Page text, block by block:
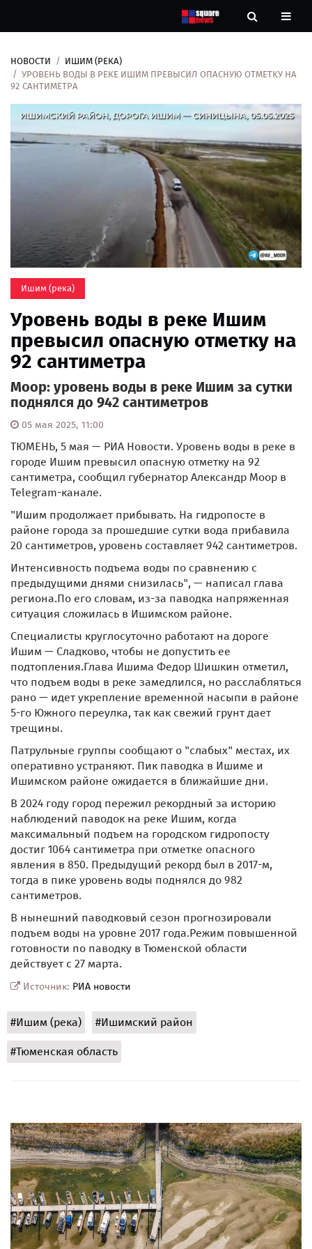
Новости
Рубрики
Контакты
НОВОСТИ
ИШИМ (РЕКА)
УРОВЕНЬ ВОДЫ В РЕКЕ ИШИМ ПРЕВЫСИЛ ОПАСНУЮ ОТМЕТКУ НА
92 САНТИМЕТРА
Ишим (река)
Уровень воды в реке Ишим
превысил опасную отметку на
92 сантиметра
Моор: уровень воды в реке Ишим за сутки
поднялся до 942 сантиметров
05 мая 2025, 11:00
ТЮМЕНЬ, 5 мая — РИА Новости. Уровень воды в реке в
городе Ишим превысил опасную отметку на 92
сантиметра, сообщил губернатор Александр Моор в
Telegram-канале.
"Ишим продолжает прибывать. На гидропосте в
районе города за прошедшие сутки вода прибавила
20 сантиметров, уровень составляет 942 сантиметров.
Интенсивность подъема воды по сравнению с
предыдущими днями снизилась", — написал глава
региона.По его словам, из-за паводка напряженная
ситуация сложилась в Ишимском районе.
Специалисты круглосуточно работают на дороге
Ишим — Сладково, чтобы не допустить ее
подтопления.Глава Ишима Федор Шишкин отметил,
что подъем воды в реке замедлился, но расслабляться
рано — идет укрепление временной насыпи в районе
5-го Южного переулка, так как свежий грунт дает
трещины.
Патрульные группы сообщают о "слабых" местах, их
оперативно устраняют. Пик паводка в Ишиме и
Ишимском районе ожидается в ближайшие дни.
В 2024 году город пережил рекордный за историю
наблюдений паводок на реке Ишим, когда
максимальный подъем на городском гидропосту
достиг 1064 сантиметра при отметке опасного
явления в 850. Предыдущий рекорд был в 2017-м,
тогда в пике уровень воды поднялся до 982
сантиметров.
В нынешний паводковый сезон прогнозировали
подъем воды на уровне 2017 года.Режим повышенной
готовности по паводку в Тюменской области
действует с 27 марта.
Источник: РИА новости
#Ишим (река) #Ишимский район
#Тюменская область